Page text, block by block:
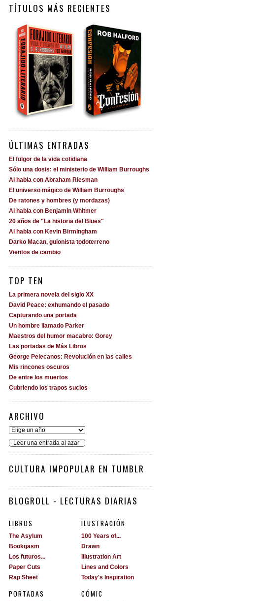
TÍTULOS MÁS RECIENTES
ÚLTIMAS ENTRADAS
El fulgor de la vida cotidiana
Sólo una dosis: el ministerio de William Burroughs
Al habla con Abraham Riesman
El universo mágico de William Burroughs
De ratones y hombres (y mordazas)
Al habla con Benjamin Whitmer
20 años de "La historia del Blues"
Al habla con Kevin Birmingham
Darko Macan, guionista todoterreno
Vientos de cambio
TOP TEN
La primera novela del siglo XX
David Peace: exhumando el pasado
Capturando una portada
Un hombre llamado Parker
Maestros del humor macabro: Gorey
Las portadas de Más Libros
George Pelecanos: Revolución en las calles
Mis rincones oscuros
De entre los muertos
Cubriendo los trapos sucios
ARCHIVO
Leer una entrada al azar
CULTURA IMPOPULAR EN TUMBLR
BLOGROLL - LECTURAS DIARIAS
LIBROS
The Asylum
Bookgasm
Los futuros...
Paper Cuts
Rap Sheet
PORTADAS
ILUSTRACIÓN
100 Years of...
Drawn
Illustration Art
Lines and Colors
Today's Inspiration
CÓMIC